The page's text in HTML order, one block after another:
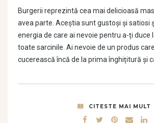
Burgerii reprezintă cea mai delicioasă
avea parte. Aceștia sunt gustoși și satiosi
energia de care ai nevoie pentru a-ți duce
toate sarcinile. Ai nevoie de un produs
cucerească încă de la prima înghițitură și
CITESTE MAI MULT